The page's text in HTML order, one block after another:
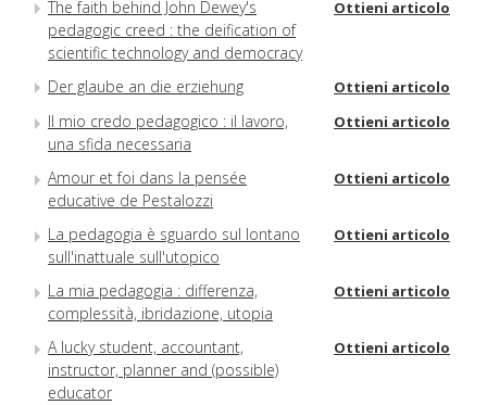
The faith behind John Dewey's
pedagogic creed : the deification of
scientific technology and democracy
Ottieni articolo
Der glaube an die erziehung Ottieni articolo
Il mio credo pedagogico : il lavoro,
una sfida necessaria
Ottieni articolo
Amour et foi dans la pensée
educative de Pestalozzi
Ottieni articolo
La pedagogia è sguardo sul lontano
sull'inattuale sull'utopico
Ottieni articolo
La mia pedagogia : differenza,
complessità, ibridazione, utopia
Ottieni articolo
A lucky student, accountant,
instructor, planner and (possible)
educator
Ottieni articolo